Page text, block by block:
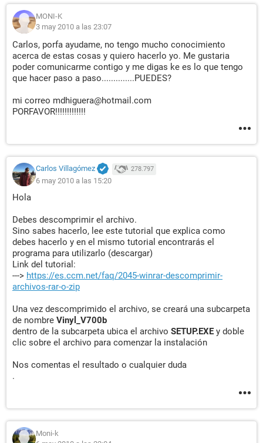
Funciones disponibles Flash BIOS, Shadow BIOS, Selectable
Boot, EDD
Standards soportados DMI, APM, ACPI, ESCD, PnP
Posibilidades de expansión ISA, PCI, AGP, USB
[ Sistema ]
Fabricante VIA Technologies, Inc.
Producto P4M266A-8235
Propiedades de la Placa Base:
Producto P4M266A-8235
MONI-K
3 may 2010 a las 23:07
Carlos, porfa ayudame, no tengo mucho conocimiento
acerca de estas cosas y quiero hacerlo yo. Me gustaria
poder comunicarme contigo y me digas ke es lo que tengo
que hacer paso a paso..............PUEDES?
mi correo mdhiguera@hotmail.com
PORFAVOR!!!!!!!!!!!!!
Carlos Villagómez 278.797
6 may 2010 a las 15:20
Hola
Debes descomprimir el archivo.
Sino sabes hacerlo, lee este tutorial que explica como
debes hacerlo y en el mismo tutorial encontrarás el
programa para utilizarlo (descargar)
Link del tutorial:
---> https://es.ccm.net/faq/2045-winrar-descomprimir-
archivos-rar-o-zip
Una vez descomprimido el archivo, se creará una subcarpeta
de nombre Vinyl_V700b
dentro de la subcarpeta ubica el archivo SETUP.EXE y doble
clic sobre el archivo para comenzar la instalación
Nos comentas el resultado o cualquier duda
.
Moni-k